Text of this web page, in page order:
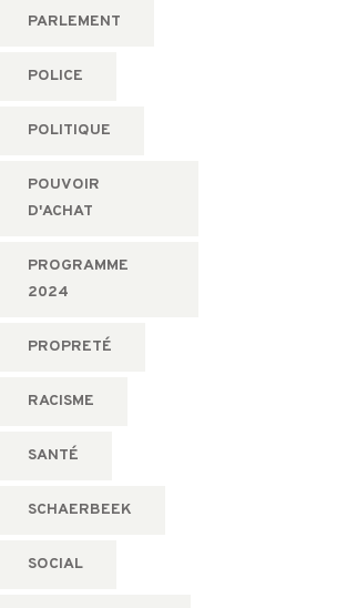
PARLEMENT
POLICE
POLITIQUE
POUVOIR
D'ACHAT
PROGRAMME
2024
PROPRETÉ
RACISME
SANTÉ
SCHAERBEEK
SOCIAL